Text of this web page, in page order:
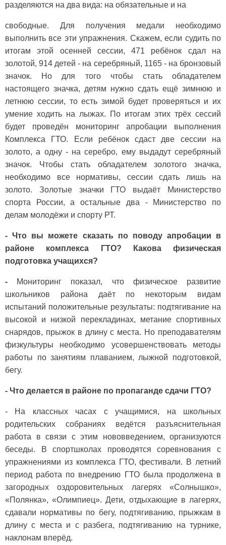
разделяются на два вида: на обязательные и на
свободные. Для получения медали необходимо
выполнить все эти упражнения. Скажем, если судить по
итогам этой осенней сессии, 471 ребёнок сдал на
золотой, 914 детей - на серебряный, 1165 - на бронзовый
значок. Но для того чтобы стать обладателем
настоящего значка, детям нужно сдать ещё зимнюю и
летнюю сессии, то есть зимой будет проверяться и их
умение ходить на лыжах. По итогам этих трёх сессий
будет проведён мониторинг апробации выполнения
Комплекса ГТО. Если ребёнок сдаст две сессии на
золото, а одну - на серебро, ему выдадут серебряный
значок. Чтобы стать обладателем золотого значка,
необходимо все нормативы, сессии сдать лишь на
золото. Золотые значки ГТО выдаёт Министерство
спорта России, а остальные два - Министерство по
делам молодёжи и спорту РТ.
- Что вы можете сказать по поводу апробации в
районе комплекса ГТО? Какова физическая
подготовка учащихся?
- Мониторинг показал, что физическое развитие
школьников района даёт по некоторым видам
испытаний положительные результаты: подтягивание на
высокой и низкой перекладинах, метание спортивных
снарядов, прыжок в длину с места. Но преподавателям
физкультуры необходимо усовершенствовать методы
работы по занятиям плаванием, лыжной подготовкой,
бегу.
- Что делается в районе по пропаганде сдачи ГТО?
- На классных часах с учащимися, на школьных
родительских собраниях ведётся разъяснительная
работа в связи с этим нововведением, организуются
беседы. В спортшколах проводятся соревнования с
упражнениями из комплекса ГТО, фестивали. В летний
период работа по внедрению ГТО была продолжена в
загородных оздоровительных лагерях «Солнышко»,
«Полянка», «Олимпиец». Дети, отдыхающие в лагерях,
сдавали нормативы по бегу, подтягиванию, прыжкам в
длину с места и с разбега, подтягиванию на турнике,
наклонам вперёд.